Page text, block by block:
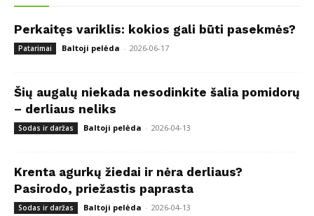
Perkaitęs variklis: kokios gali būti pasekmės?
Patarimai Baltoji pelėda - 2026-06-17
Šių augalų niekada nesodinkite šalia pomidorų
– derliaus neliks
Sodas ir daržas Baltoji pelėda - 2026-04-13
Krenta agurkų žiedai ir nėra derliaus?
Pasirodo, priežastis paprasta
Sodas ir daržas Baltoji pelėda - 2026-04-13